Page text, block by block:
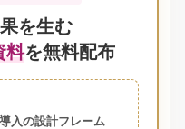
を生む
料を無料配布
入の設計フレーム